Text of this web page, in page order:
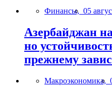
Финансы, 05
Азербайджан
но
прежнему
Макроэкономика,